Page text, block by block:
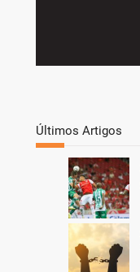
Últimos Artigos